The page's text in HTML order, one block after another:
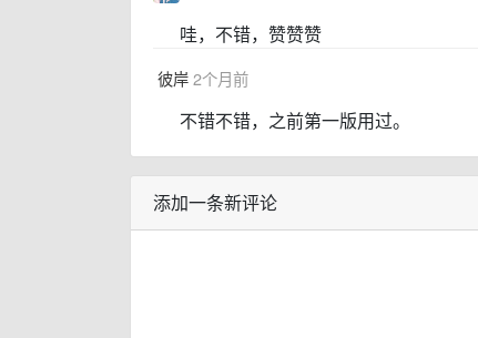
哇，不错，赞赞赞
彼岸2个月前
不错不错，之前第一版用过。
添加一条新评论